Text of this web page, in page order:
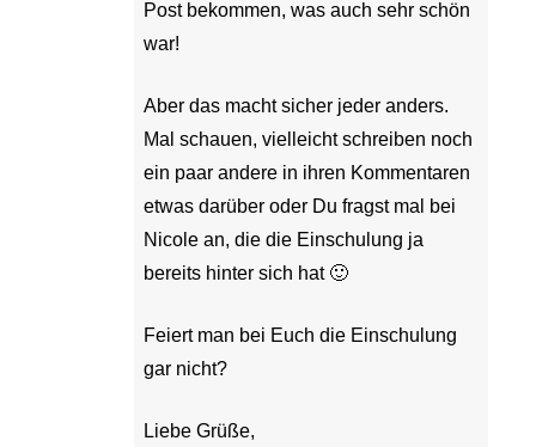
Post bekommen, was auch sehr schön
war!
Aber das macht sicher jeder anders.
Mal schauen, vielleicht schreiben noch
ein paar andere in ihren Kommentaren
etwas darüber oder Du fragst mal bei
Nicole an, die die Einschulung ja
bereits hinter sich hat 🙂
Feiert man bei Euch die Einschulung
gar nicht?
Liebe Grüße,